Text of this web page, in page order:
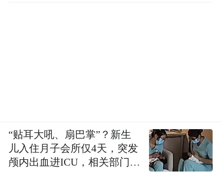
“贴耳大吼、扇巴掌”？新生
儿入住月子会所仅4天，突发
颅内出血进ICU，相关部门已